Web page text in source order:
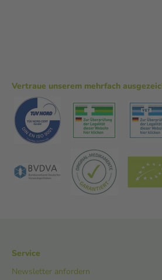
Vertraue unserem mehrfach
Service
Newsletter anfordern